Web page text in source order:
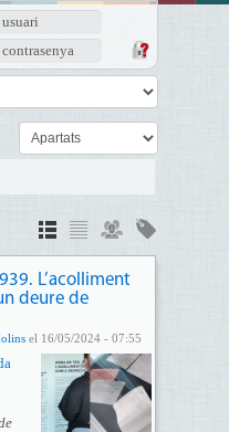
usuari
contrasenya
L’acolliment
deure de
el 16/05/2024 - 07:55